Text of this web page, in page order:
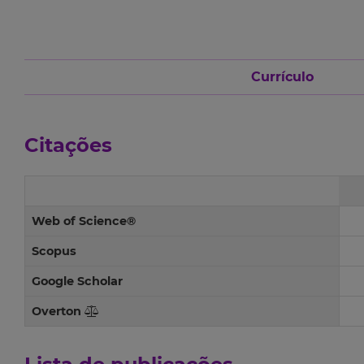
Currículo
Citações
Web of Science®
Scopus
Google Scholar
Overton